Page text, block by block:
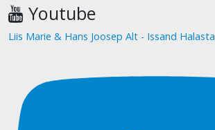
Youtube
Liis Marie & Hans Joosep Alt - Issand Halasta